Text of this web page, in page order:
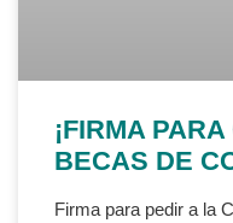
¡FIRMA
BECAS DE
Firma para pedir a la